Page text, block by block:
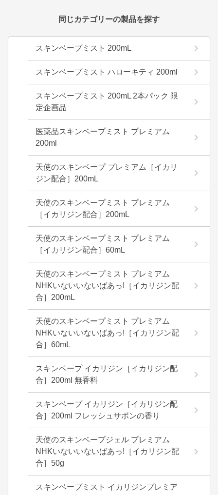
同じカテゴリーの製品を探す
スキンベープミスト 200mL
スキンベープミスト ハローキティ 200ml
スキンベープミスト 200mL 2本パック 限
定企画品
医薬品スキンベープミスト プレミアム
200ml
天使のスキンベープ プレミアム［イカリ
ジン配合］200mL
天使のスキンベープミスト プレミアム
［イカリジン配合］200mL
天使のスキンベープミスト プレミアム
［イカリジン配合］60mL
天使のスキンベープミスト プレミアム
NHKいないいないばあっ!［イカリジン配
合］200mL
天使のスキンベープミスト プレミアム
NHKいないいないばあっ!［イカリジン配
合］60mL
スキンベープ イカリジン［イカリジン配
合］200ml 無香料
スキンベープ イカリジン［イカリジン配
合］200ml フレッシュサボンの香り
天使のスキンベープジェル プレミアム
NHKいないいないばあっ!［イカリジン配
合］50g
スキンベープミスト イカリジンプレミア